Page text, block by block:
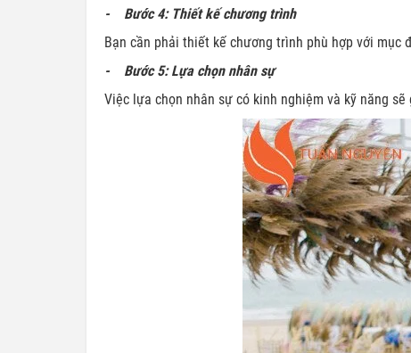
- Bước 4: Thiết kế chương trình
Bạn cần phải thiết kế chương trình phù hợp với
- Bước 5: Lựa chọn nhân sự
Việc lựa chọn nhân sự có kinh nghiệm và kỹ năng